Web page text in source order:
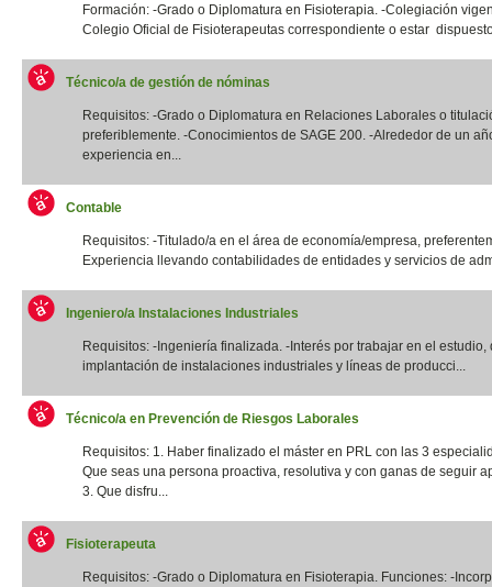
Formación: -Grado o Diplomatura en Fisioterapia. -Colegiación
Colegio Oficial de Fisioterapeutas correspondiente o estar
Técnico/a de gestión de nóminas
Requisitos: -Grado o Diplomatura en Relaciones Laborales o
preferiblemente. -Conocimientos de SAGE 200. -Alrededor de un
experiencia en...
Contable
Requisitos: -Titulado/a en el área de economía/empresa,
Experiencia llevando contabilidades de entidades y servicios de
Ingeniero/a Instalaciones Industriales
Requisitos: -Ingeniería finalizada. -Interés por trabajar en el estudio,
implantación de instalaciones industriales y líneas de producci...
Técnico/a en Prevención de Riesgos Laborales
Requisitos: 1. Haber finalizado el máster en PRL con las 3
Que seas una persona proactiva, resolutiva y con ganas de seguir
3. Que disfru...
Fisioterapeuta
Requisitos: -Grado o Diplomatura en Fisioterapia. Funciones: -